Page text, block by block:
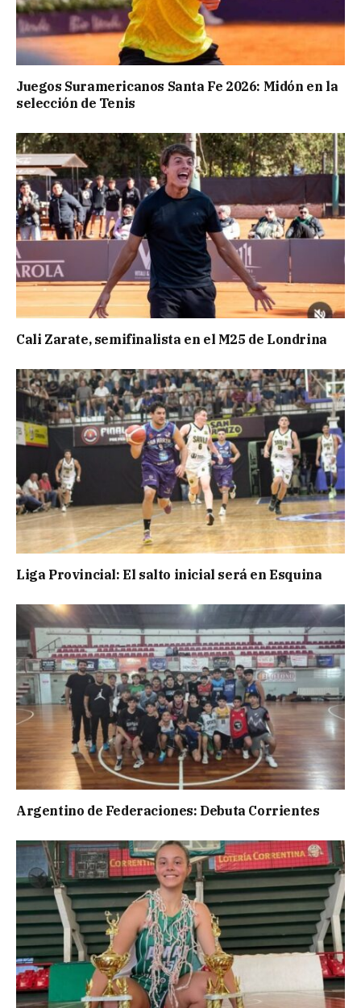
Juegos Suramericanos Santa Fe 2026: Midón en la
selección de Tenis
Cali Zarate, semifinalista en el M25 de Londrina
Liga Provincial: El salto inicial será en Esquina
Argentino de Federaciones: Debuta Corrientes